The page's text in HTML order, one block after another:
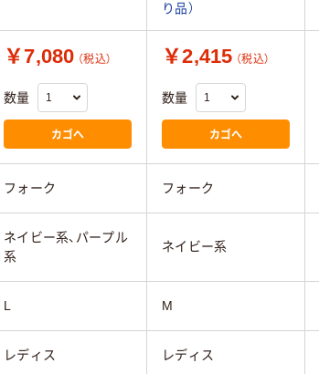
り品）
￥7,080 （税込）
数量
カゴへ
￥2,415 （税込）
数量
カゴへ
フォーク フォーク
ネイビー系、パープル
系
ネイビー系
L M
レディス レディス